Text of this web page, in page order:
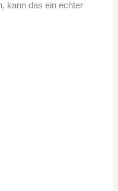
kann das ein echter